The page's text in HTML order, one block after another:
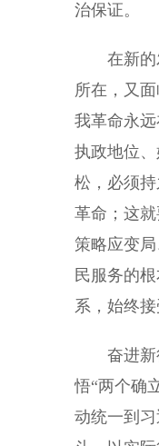
治保证。
在新的发
所在，又
我革命永
执政地位
松，必须
革命；这
策略应变
民服务的
系，始终
奋进新征
悟“两个确
动统一到